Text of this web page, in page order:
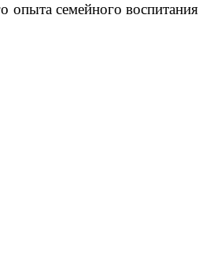
семейного воспитания